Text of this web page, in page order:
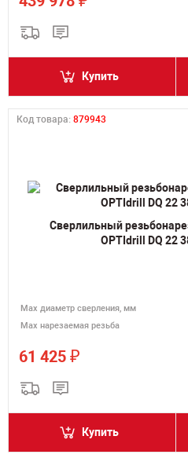
Купить
Код товара: 879943
Сверлильный
OPTIdrill DQ 22
Мах диаметр сверления, мм
Мах нарезаемая резьба
61 425 ₽
Купить